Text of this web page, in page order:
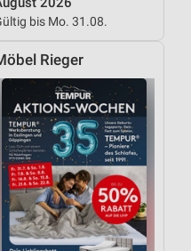
bis Mo. 31.08.
Rieger